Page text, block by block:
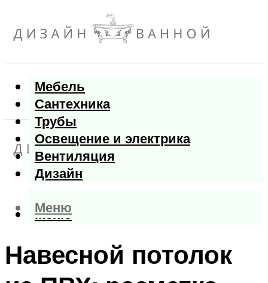
Мебель
Сантехника
Трубы
Освещение и электрика
Вентиляция
Дизайн
Меню
Меню
Навесной потолок